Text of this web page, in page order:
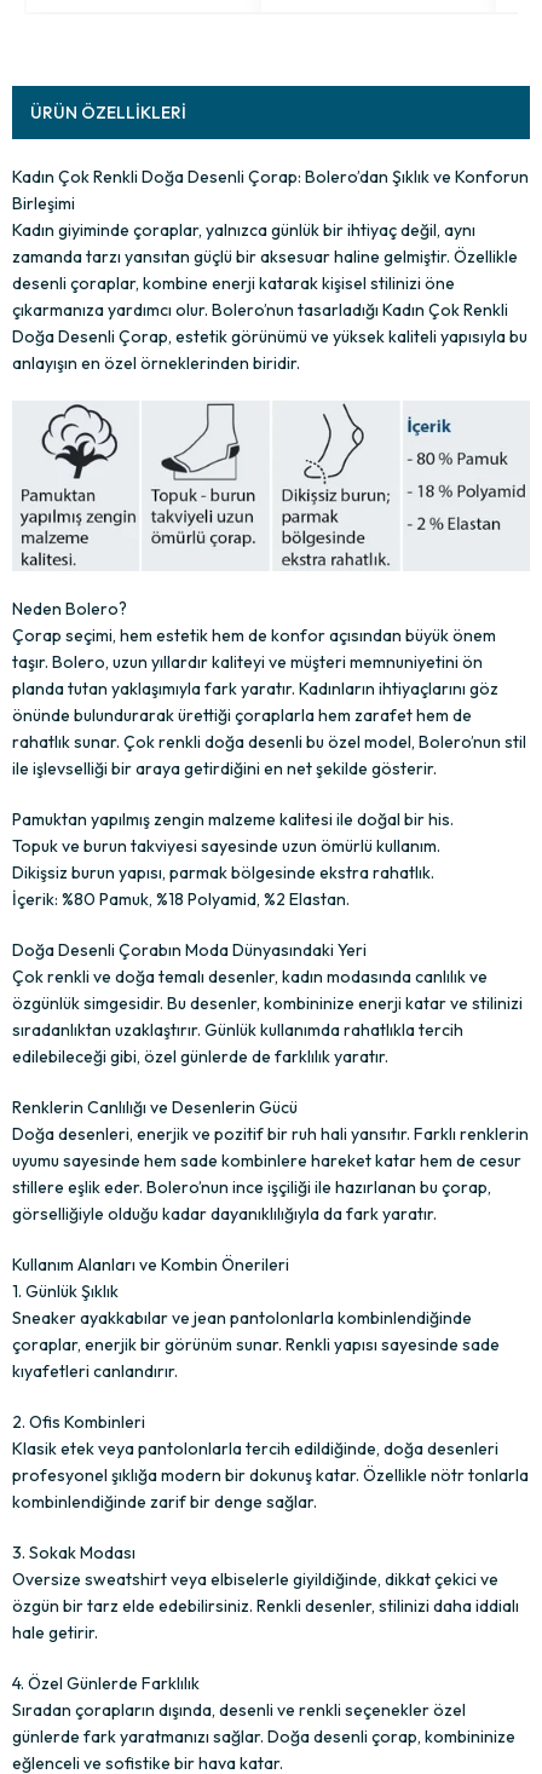
ÜRÜN ÖZELLIKLERI
Kadın Çok Renkli Doğa Desenli Çorap: Bolero’dan Şıklık ve Konforun
Birleşimi
Kadın giyiminde çoraplar, yalnızca günlük bir ihtiyaç değil, aynı
zamanda tarzı yansıtan güçlü bir aksesuar haline gelmiştir. Özellikle
desenli çoraplar, kombine enerji katarak kişisel stilinizi öne
çıkarmanıza yardımcı olur. Bolero’nun tasarladığı Kadın Çok Renkli
Doğa Desenli Çorap, estetik görünümü ve yüksek kaliteli yapısıyla bu
anlayışın en özel örneklerinden biridir.
Neden Bolero?
Çorap seçimi, hem estetik hem de konfor açısından büyük önem
taşır. Bolero, uzun yıllardır kaliteyi ve müşteri memnuniyetini ön
planda tutan yaklaşımıyla fark yaratır. Kadınların ihtiyaçlarını göz
önünde bulundurarak ürettiği çoraplarla hem zarafet hem de
rahatlık sunar. Çok renkli doğa desenli bu özel model, Bolero’nun stil
ile işlevselliği bir araya getirdiğini en net şekilde gösterir.
Pamuktan yapılmış zengin malzeme kalitesi ile doğal bir his.
Topuk ve burun takviyesi sayesinde uzun ömürlü kullanım.
Dikişsiz burun yapısı, parmak bölgesinde ekstra rahatlık.
İçerik: %80 Pamuk, %18 Polyamid, %2 Elastan.
Doğa Desenli Çorabın Moda Dünyasındaki Yeri
Çok renkli ve doğa temalı desenler, kadın modasında canlılık ve
özgünlük simgesidir. Bu desenler, kombininize enerji katar ve stilinizi
sıradanlıktan uzaklaştırır. Günlük kullanımda rahatlıkla tercih
edilebileceği gibi, özel günlerde de farklılık yaratır.
Renklerin Canlılığı ve Desenlerin Gücü
Doğa desenleri, enerjik ve pozitif bir ruh hali yansıtır. Farklı renklerin
uyumu sayesinde hem sade kombinlere hareket katar hem de cesur
stillere eşlik eder. Bolero’nun ince işçiliği ile hazırlanan bu çorap,
görselliğiyle olduğu kadar dayanıklılığıyla da fark yaratır.
Kullanım Alanları ve Kombin Önerileri
1. Günlük Şıklık
Sneaker ayakkabılar ve jean pantolonlarla kombinlendiğinde
çoraplar, enerjik bir görünüm sunar. Renkli yapısı sayesinde sade
kıyafetleri canlandırır.
2. Ofis Kombinleri
Klasik etek veya pantolonlarla tercih edildiğinde, doğa desenleri
profesyonel şıklığa modern bir dokunuş katar. Özellikle nötr tonlarla
kombinlendiğinde zarif bir denge sağlar.
3. Sokak Modası
Oversize sweatshirt veya elbiselerle giyildiğinde, dikkat çekici ve
özgün bir tarz elde edebilirsiniz. Renkli desenler, stilinizi daha iddialı
hale getirir.
4. Özel Günlerde Farklılık
Sıradan çorapların dışında, desenli ve renkli seçenekler özel
günlerde fark yaratmanızı sağlar. Doğa desenli çorap, kombininize
eğlenceli ve sofistike bir hava katar.